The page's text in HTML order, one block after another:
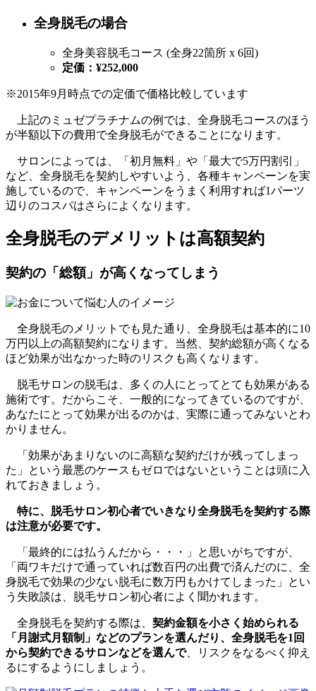
全身脱毛の場合
全身美容脱毛コース (全身22箇所 x 6回)
定価：¥252,000
※2015年9月時点での定価で価格比較しています
上記のミュゼプラチナムの例では、全身脱毛コースのほう
が半額以下の費用で全身脱毛ができることになります。
サロンによっては、「初月無料」や「最大で5万円割引」
など、全身脱毛を契約しやすいよう、各種キャンペーンを実
施しているので、キャンペーンをうまく利用すれば1パーツ
辺りのコスパはさらによくなります。
全身脱毛のデメリットは高額契約
契約の「総額」が高くなってしまう
全身脱毛のメリットでも見た通り、全身脱毛は基本的に10
万円以上の高額契約になります。当然、契約総額が高くなる
ほど効果が出なかった時のリスクも高くなります。
脱毛サロンの脱毛は、多くの人にとってとても効果がある
施術です。だからこそ、一般的になってきているのですが、
あなたにとって効果が出るのかは、実際に通ってみないとわ
かりません。
「効果があまりないのに高額な契約だけが残ってしまっ
た」という最悪のケースもゼロではないということは頭に入
れておきましょう。
特に、脱毛サロン初心者でいきなり全身脱毛を契約する際
は注意が必要です。
「最終的には払うんだから・・・」と思いがちですが、
「両ワキだけで通っていれば数百円の出費で済んだのに、全
身脱毛で効果の少ない脱毛に数万円もかけてしまった」とい
う失敗談は、脱毛サロン初心者によく聞かれます。
全身脱毛を契約する際は、 契約金額を小さく始められる
「月謝式月額制」などのプランを選んだり、全身脱毛を1回
から契約できるサロンなどを選んで、リスクをなるべく抑え
るにするようにしましょう。